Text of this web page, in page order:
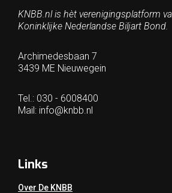
KNBB.nl is hèt verenigingsplatform
Koninklijke Nederlandse Biljart Bond.
Archimedesbaan 7
3439 ME Nieuwegein
Tel.: 030 - 6008400
Mail: info@knbb.nl
Links
Over De KNBB